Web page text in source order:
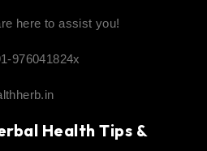
here to assist you!
976041824x
Health Tips &